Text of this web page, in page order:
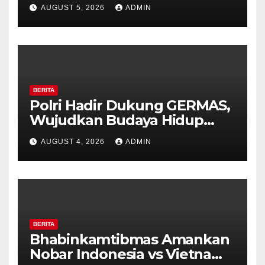
Timpik Hadiri Peringatan
HUT ke-81 Kemerdekaan RI
AUGUST 5, 2026 ADMIN
BERITA
Polri Hadir Dukung GERMAS,
Wujudkan Budaya Hidup
Sehat di Kecamatan Pabelan
AUGUST 4, 2026 ADMIN
BERITA
Bhabinkamtibmas Amankan
Nobar Indonesia vs Vietnam